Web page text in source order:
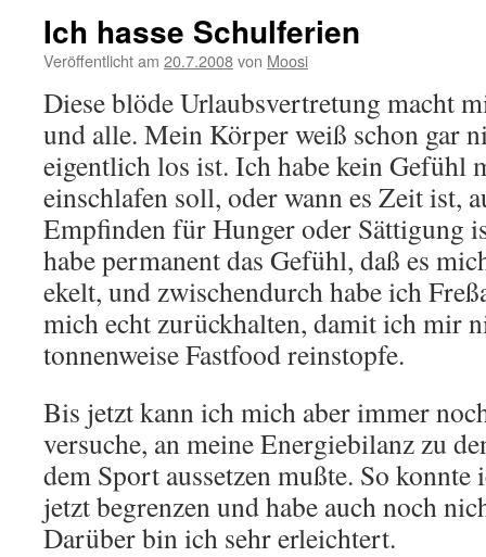
Ich hasse Schulferien
Veröffentlicht am 20.7.2008von Moosi
Diese blöde Urlaubsvertretung macht
und alle. Mein Körper weiß schon gar
eigentlich los ist. Ich habe kein Gefühl
einschlafen soll, oder wann es Zeit ist,
Empfinden für Hunger oder Sättigung
habe permanent das Gefühl, daß es
ekelt, und zwischendurch habe ich
mich echt zurückhalten, damit ich mir
tonnenweise Fastfood reinstopfe.
Bis jetzt kann ich mich aber immer
versuche, an meine Energiebilanz zu
dem Sport aussetzen mußte. So konnte
jetzt begrenzen und habe auch noch
Darüber bin ich sehr erleichtert.